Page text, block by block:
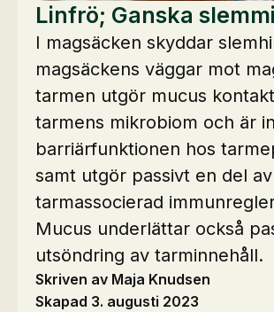
Linfrö; Ganska
I magsäcken skyddar
magsäckens väggar mot
tarmen utgör mucus
tarmens mikrobiom och är
barriärfunktionen hos
samt utgör passivt en del av
tarmassocierad
Mucus underlättar också
utsöndring av tarminnehåll.
Skriven av Maja Knudsen
Skapad 3. augusti 2023